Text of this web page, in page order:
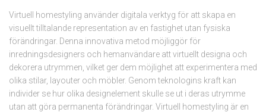
Virtuell homestyling använder digitala verktyg för att skapa en
visuellt tilltalande representation av en fastighet utan fysiska
förändringar. Denna innovativa metod möjliggör för
inredningsdesigners och hemanvändare att virtuellt designa och
dekorera utrymmen, vilket ger dem möjlighet att experimentera med
olika stilar, layouter och möbler. Genom teknologins kraft kan
individer se hur olika designelement skulle se ut i deras utrymme
utan att göra permanenta förändringar. Virtuell homestyling är en